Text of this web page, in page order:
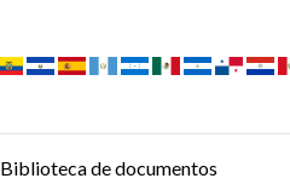
Biblioteca de documentos